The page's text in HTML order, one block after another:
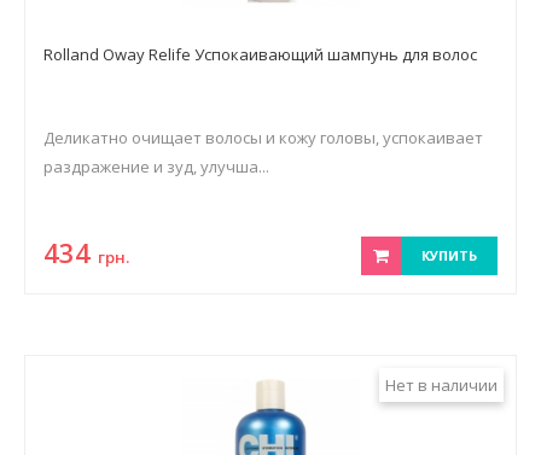
Rolland Oway Relife Успокаивающий шампунь для волос
Деликатно очищает волосы и кожу головы, успокаивает
раздражение и зуд, улучша...
434 грн. КУПИТЬ
Нет в наличии